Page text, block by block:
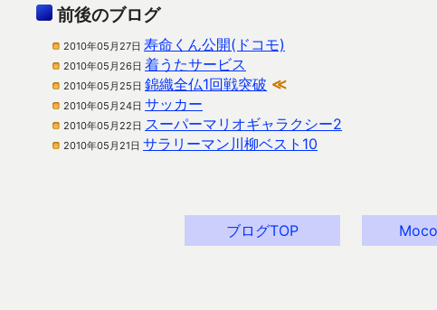
前後のブログ
2010年05月27日 寿命くん公開(ドコモ)
2010年05月26日 着うたサービス
2010年05月25日 錦織全仏1回戦突破 ≪
2010年05月24日 サッカー
2010年05月22日 スーパーマリオギャラクシー2
2010年05月21日 サラリーマン川柳ベスト10
ブログTOP